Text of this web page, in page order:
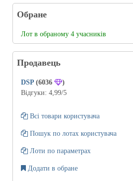
Обране
Лот в обраному 4 учасників
Продавець
DSP (6036
)
Відгуки: 4,99/5
Всі товари користувача
Пошук по лотах користувача
Лоти по параметрах
Додати в обране